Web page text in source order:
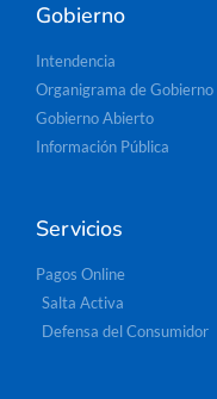
Gobierno
Intendencia
Organigrama de Gobierno
Gobierno Abierto
Información Pública
Servicios
Pagos Online
Salta Activa
Defensa del Consumidor